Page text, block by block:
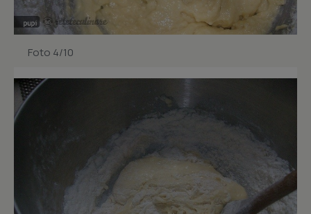
Foto 4/10